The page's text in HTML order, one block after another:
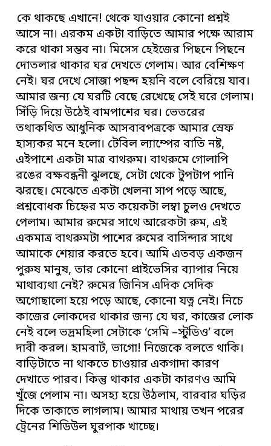
কে থাকছে এখানে! থেকে যাওয়ার কোনো প্রশ্নই
আসে না। এরকম একটা বাড়িতে আমার পক্ষে আরাম
করে থাকা সম্ভব না। মিসেস হেইজের পিছনে পিছনে
দোতলার থাকার ঘর দেখতে গেলাম। আর বেশিক্ষণ
নেই। ঘর দেখে সোজা পছন্দ হয়নি বলে বেরিয়ে যাব।
আমার জন্য যে ঘরটি বেছে রেখেছে সেই ঘরে গেলাম।
সিঁড়ি দিয়ে উঠেই বামপাশের ঘর। ভেতরের
তথাকথিত আধুনিক আসবাবপত্রকে আমার স্রেফ
হাস্যকর মনে হলো। টেবিল ল্যাম্পের বাতি নষ্ট,
এইপাশে একটা মাত্র বাথরুম। বাথরুমে গোলাপি
রঙের বক্ষবন্ধনী ঝুলছে, সেটা থেকে টুপটাপ পানি
ঝরছে। মেঝেতে একটা খেলনা সাপ পড়ে আছে,
প্রশ্নবোধক চিহ্নের মত কয়েকটা লম্বা চুলও দেখতে
পেলাম। আমার রুমের সাথে আরেকটা রুম, এই
একমাত্র বাথরুমটা পাশের রুমের বাসিন্দার সাথে
আমাকে শেয়ার করতে হবে। আমি এতবড় একজন
পুরুষ মানুষ, তার কোনো প্রাইভেসির ব্যাপার নিয়ে
মাথাব্যথা নেই? রুমের জিনিস এদিক সেদিক
অগোছালো হয়ে পড়ে আছে, কোনো যত্ন নেই। নিচে
কাজের লোকদের থাকার জন্য যে ঘর, কাজের লোক
নেই বলে ভদ্রমহিলা সেটাকে ‘সেমি –স্টুডিও’ বলে
দাবী করল। হামবার্ট, ভাগো! নিজেকে বলতে থাকি।
বাড়িটাতে না থাকতে চাওয়ার একগাদা কারণ
দেখাতে পারব। কিন্তু থাকার একটা কারণও আমি
খুঁজে পেলাম না। অসহ্য হয়ে উঠলাম, বারবার ঘড়ির
দিকে তাকাতে লাগলাম। আমার মাথায় তখন পরের
ট্রেনের শিডিউল ঘুরপাক খাচ্ছে।